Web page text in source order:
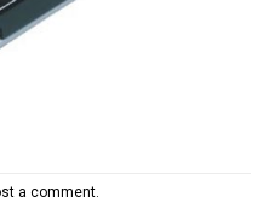
a comment.